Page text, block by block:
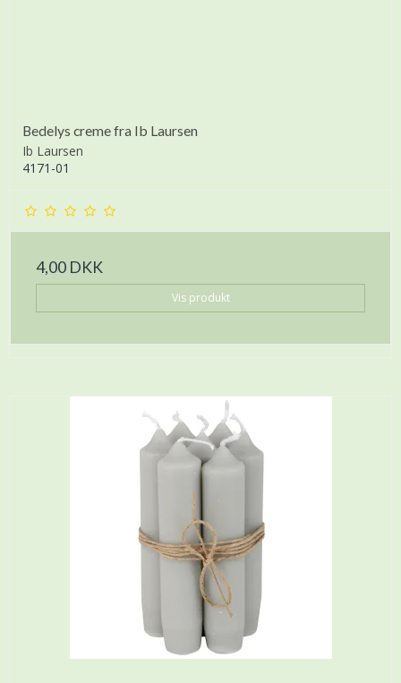
Bedelys creme fra Ib Laursen
Ib Laursen
4171-01
4,00 DKK
Vis produkt